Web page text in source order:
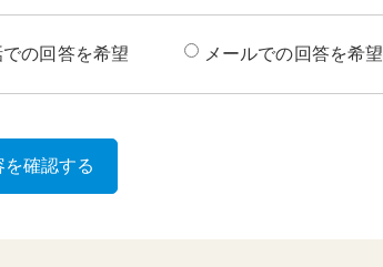
での回答を希望 メールでの回答を希望